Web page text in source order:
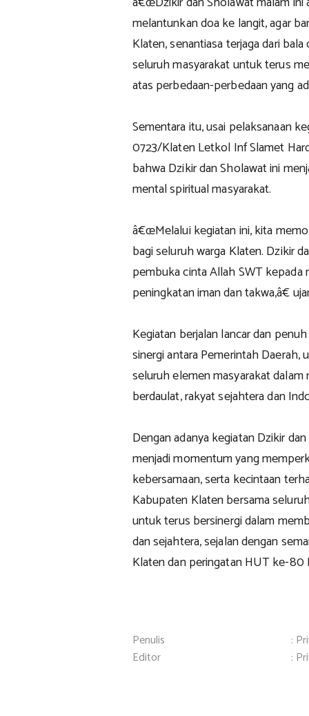
melantunkan doa ke langit, agar
Klaten, senantiasa terjaga dari
seluruh masyarakat untuk terus
atas perbedaan-perbedaan yang
Sementara itu, usai pelaksanaan
0723/Klaten Letkol Inf Slamet
bahwa Dzikir dan Sholawat ini
mental spiritual masyarakat.
â€œMelalui kegiatan ini, kita
bagi seluruh warga Klaten. Dzikir
pembuka cinta Allah SWT kepada
peningkatan iman dan takwa,â€
Kegiatan berjalan lancar dan
sinergi antara Pemerintah
seluruh elemen masyarakat
berdaulat, rakyat sejahtera dan
Dengan adanya kegiatan Dzikir
menjadi momentum yang
kebersamaan, serta kecintaan
Kabupaten Klaten bersama
untuk terus bersinergi dalam
dan sejahtera, sejalan dengan
Klaten dan peringatan HUT ke-80
Penulis
:
Editor
: